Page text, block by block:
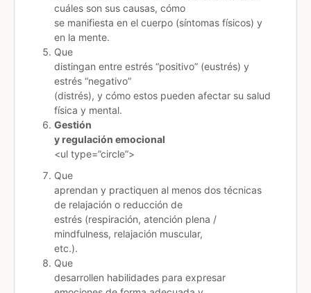
cuáles son sus causas, cómo
se manifiesta en el cuerpo (síntomas físicos) y
en la mente.
Que
distingan entre estrés “positivo” (eustrés) y
estrés “negativo”
(distrés), y cómo estos pueden afectar su salud
física y mental.
Gestión
y regulación emocional
<ul type=”circle”>
Que
aprendan y practiquen al menos dos técnicas
de relajación o reducción de
estrés (respiración, atención plena /
mindfulness, relajación muscular,
etc.).
Que
desarrollen habilidades para expresar